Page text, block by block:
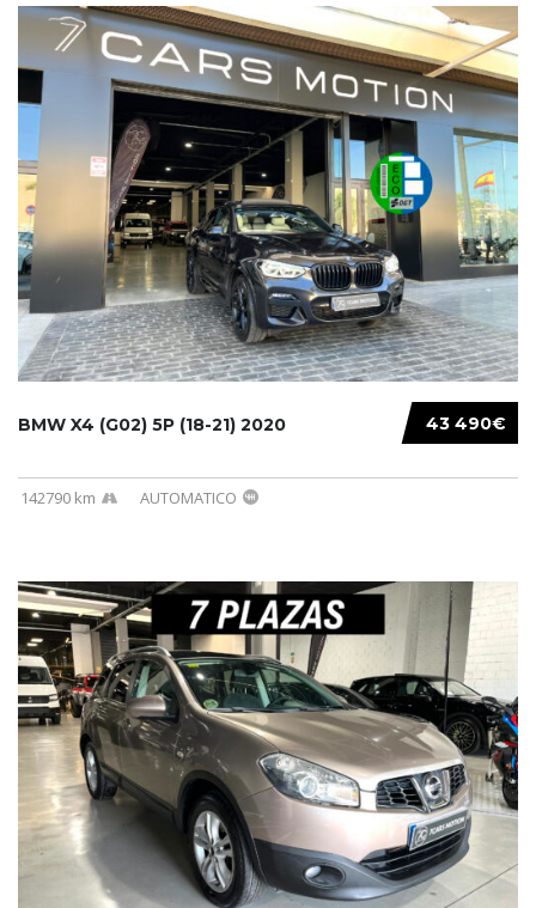
43 490€
BMW X4 (G02) 5P (18-21) 2020
142790 km AUTOMATICO